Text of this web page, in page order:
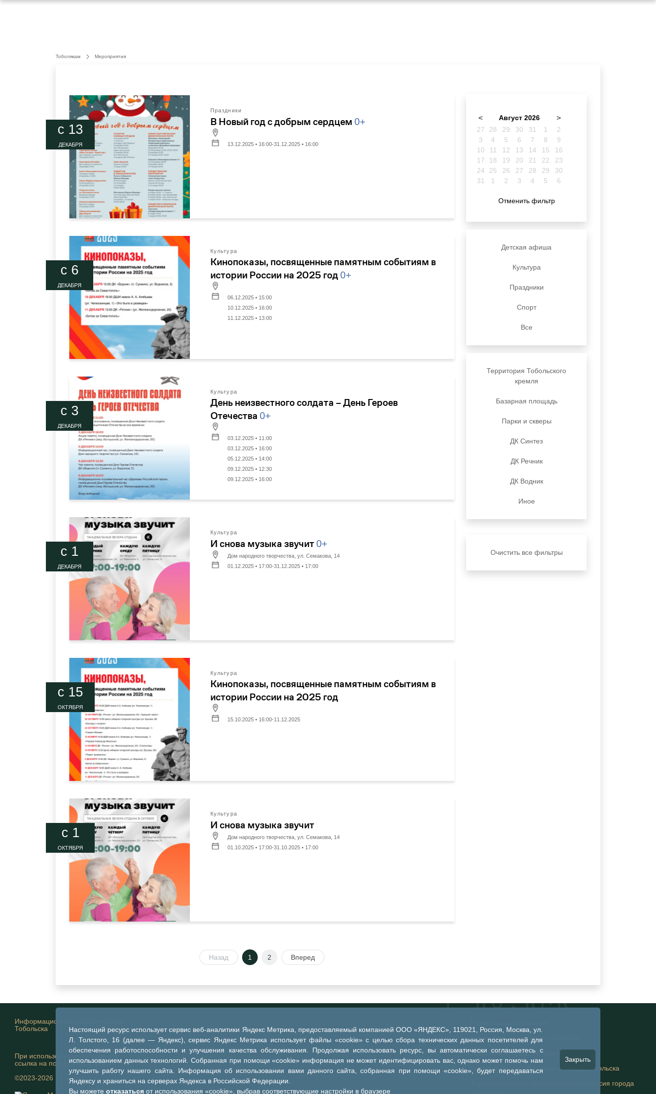
Настоящий ресурс использует сервис веб-аналитики Яндекс Метрика, предоставляемый компанией ООО «ЯНДЕКС», 119021, Россия, Москва, ул.
Л. Толстого, 16 (далее — Яндекс), сервис Яндекс Метрика использует файлы «cookie» с целью сбора технических данных посетителей для
обеспечения работоспособности и улучшения качества обслуживания. Продолжая использовать ресурс, вы автоматически соглашаетесь с
использованием данных технологий. Собранная при помощи «cookie» информация не может идентифицировать вас, однако может помочь нам
улучшить работу нашего сайта. Информация об использовании вами данного сайта, собранная при помощи «cookie», будет передаваться
Яндексу и храниться на серверах Яндекса в Российской Федерации.
Вы можете отказаться от использования «cookie», выбрав соответствующие настройки в браузере
Закрыть
Тоболякам Мероприятия
c 13
ДЕКАБРЯ
Праздники
В Новый год с добрым сердцем 0+
13.12.2025 • 16:00-31.12.2025 • 16:00
c 6
ДЕКАБРЯ
Культура
Кинопоказы, посвященные памятным событиям в
истории России на 2025 год0+
06.12.2025 • 15:00
10.12.2025 • 16:00
11.12.2025 • 13:00
c 3
ДЕКАБРЯ
Культура
День неизвестного солдата – День Героев
Отечества 0+
03.12.2025 • 11:00
03.12.2025 • 16:00
05.12.2025 • 14:00
09.12.2025 • 12:30
09.12.2025 • 16:00
c 1
ДЕКАБРЯ
Культура
И снова музыка звучит0+
Дом народного творчества, ул. Семакова, 14
01.12.2025 • 17:00-31.12.2025 • 17:00
c 15
ОКТЯБРЯ
Культура
Кинопоказы, посвященные памятным событиям в
истории России на 2025 год
15.10.2025 • 16:00-11.12.2025
c 1
ОКТЯБРЯ
Культура
И снова музыка звучит
Дом народного творчества, ул. Семакова, 14
01.10.2025 • 17:00-31.10.2025 • 17:00
Назад 1 2 Вперед
< Август 2026 >
27 28 29 30 31 1
2
3
4 5 6 7 8
9
10
11 12 13 14 15
16
17
18 19 20 21 22
23
24
25 26 27 28 29
30
31
1 2 3 4 5 6
Отменить фильтр
Детская афиша
Культура
Праздники
Спорт
Все
Территория Тобольского
кремля
Базарная площадь
Парки и скверы
ДК Синтез
ДК Речник
ДК Водник
Иное
Очистить все фильтры
Информационный портал города
Тобольска
При использовании материалов
ссылка на портал обязательна
©2023-2026
Администрация города Тобольска
Тобольская городская дума
Контрольно-счетная палата города Тобольска
Территориальная избирательная комиссия города